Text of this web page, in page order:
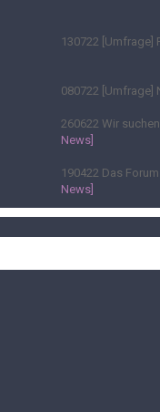
130722 [Umfrage]
080722 [Umfrage]
260622 Wir
News]
190422 Das
News]